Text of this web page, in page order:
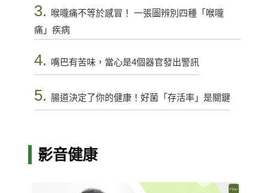
3.
喉嚨痛不等於感冒！ 一張圖辨別四種「喉嚨
痛」疾病
4. 嘴巴有苦味，當心是4個器官發出警訊
5. 腸道決定了你的健康！好菌「存活率」是關鍵
影音健康